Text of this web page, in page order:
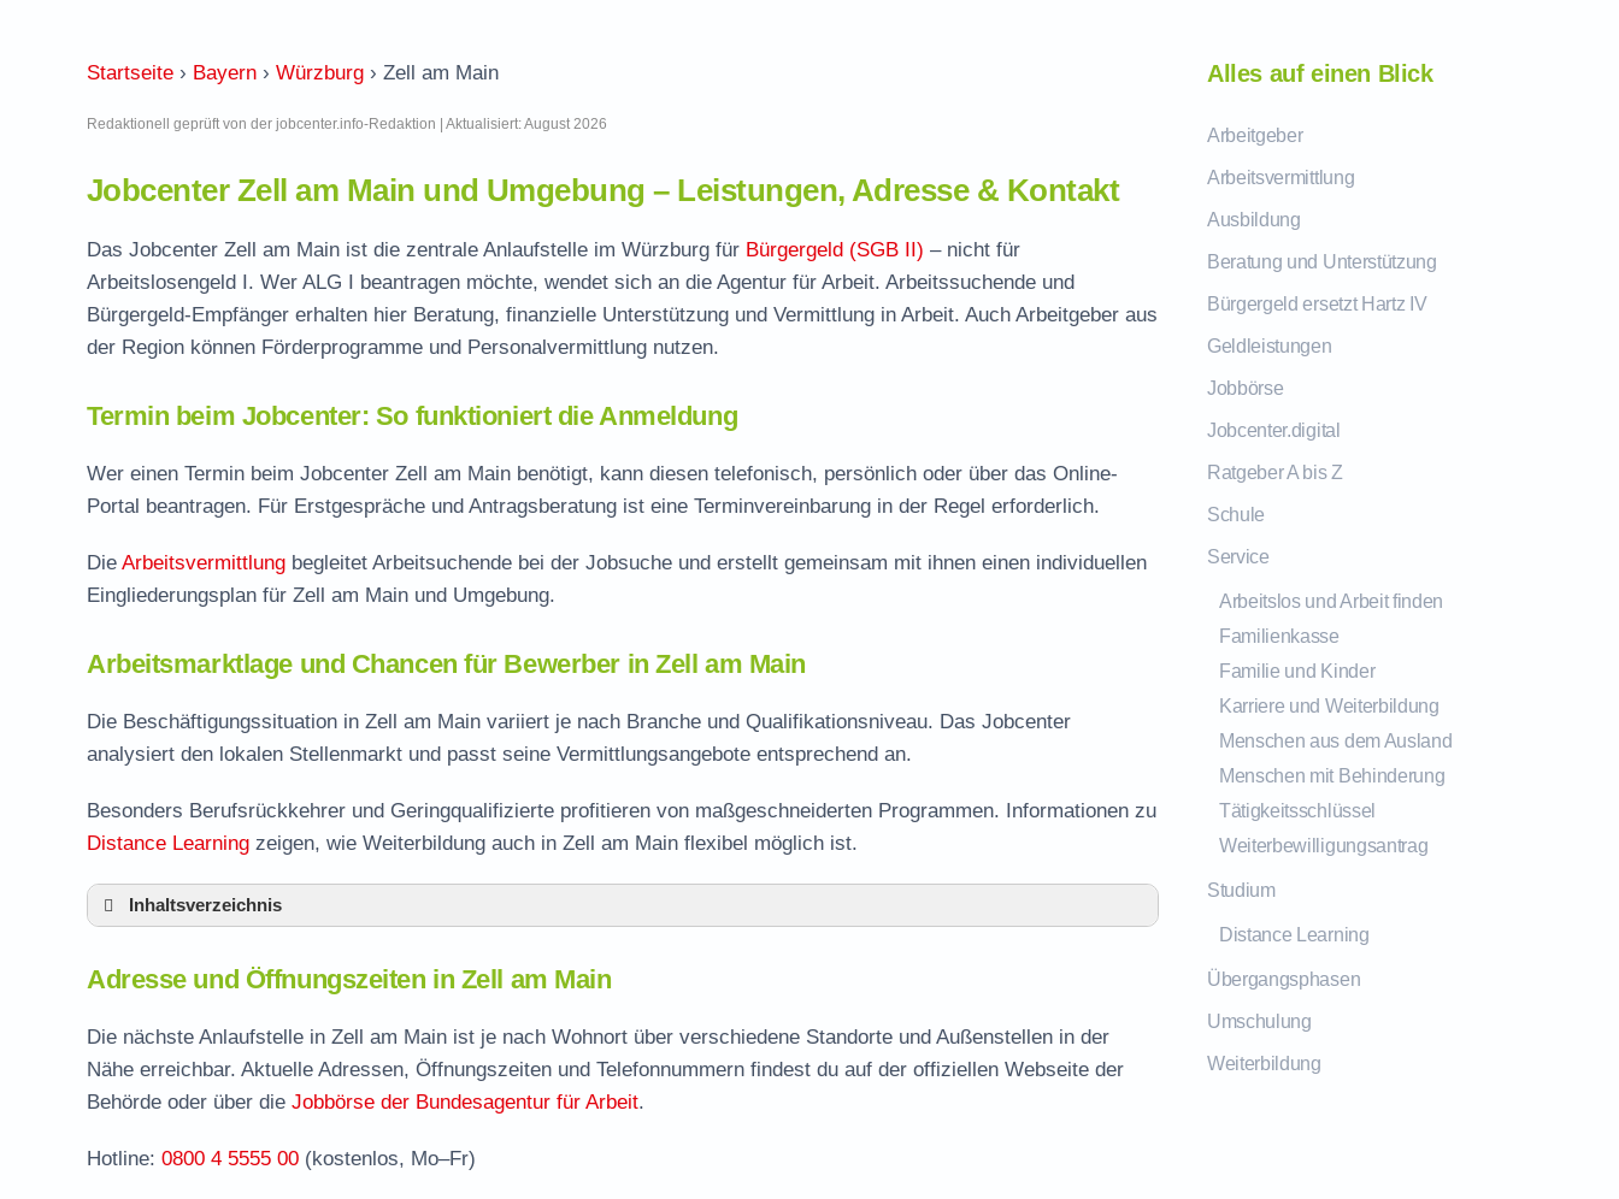
Startseite › Bayern › Würzburg › Zell am Main
Redaktionell geprüft von der jobcenter.info-Redaktion | Aktualisiert: August 2026
Jobcenter Zell am Main und Umgebung – Leistungen, Adresse & Kontakt
Das Jobcenter Zell am Main ist die zentrale Anlaufstelle im Würzburg für Bürgergeld (SGB II) – nicht für
Arbeitslosengeld I. Wer ALG I beantragen möchte, wendet sich an die Agentur für Arbeit. Arbeitssuchende und
Bürgergeld-Empfänger erhalten hier Beratung, finanzielle Unterstützung und Vermittlung in Arbeit. Auch Arbeitgeber aus
der Region können Förderprogramme und Personalvermittlung nutzen.
Termin beim Jobcenter: So funktioniert die Anmeldung
Wer einen Termin beim Jobcenter Zell am Main benötigt, kann diesen telefonisch, persönlich oder über das Online-
Portal beantragen. Für Erstgespräche und Antragsberatung ist eine Terminvereinbarung in der Regel erforderlich.
Die Arbeitsvermittlung begleitet Arbeitsuchende bei der Jobsuche und erstellt gemeinsam mit ihnen einen individuellen
Eingliederungsplan für Zell am Main und Umgebung.
Arbeitsmarktlage und Chancen für Bewerber in Zell am Main
Die Beschäftigungssituation in Zell am Main variiert je nach Branche und Qualifikationsniveau. Das Jobcenter
analysiert den lokalen Stellenmarkt und passt seine Vermittlungsangebote entsprechend an.
Besonders Berufsrückkehrer und Geringqualifizierte profitieren von maßgeschneiderten Programmen. Informationen zu
Distance Learning zeigen, wie Weiterbildung auch in Zell am Main flexibel möglich ist.
Inhaltsverzeichnis
Leistungen der Arbeitsvermittlung in Zell am Main
Termin vereinbaren und Bürgergeld beantragen
Jobcenter Würzburg – zuständige Stelle
Stellenangebote und Jobbörse in Zell am Main
Häufige Fragen rund ums Jobcenter
Adresse und Öffnungszeiten in Zell am Main
Die nächste Anlaufstelle in Zell am Main ist je nach Wohnort über verschiedene Standorte und Außenstellen in der
Nähe erreichbar. Aktuelle Adressen, Öffnungszeiten und Telefonnummern findest du auf der offiziellen Webseite der
Behörde oder über die Jobbörse der Bundesagentur für Arbeit.
Hotline: 0800 4 5555 00 (kostenlos, Mo–Fr)
Alles auf einen Blick
Arbeitgeber
Arbeitsvermittlung
Ausbildung
Beratung und Unterstützung
Bürgergeld ersetzt Hartz IV
Geldleistungen
Jobbörse
Jobcenter.digital
Ratgeber A bis Z
Schule
Service
Arbeitslos und Arbeit finden
Familienkasse
Familie und Kinder
Karriere und Weiterbildung
Menschen aus dem Ausland
Menschen mit Behinderung
Tätigkeitsschlüssel
Weiterbewilligungsantrag
Studium
Distance Learning
Übergangsphasen
Umschulung
Weiterbildung